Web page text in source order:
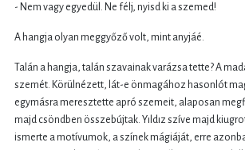
- Nem vagy egyedül. Ne félj, nyisd ki a szemed!
A hangja olyan meggyőző volt, mint anyjáé.
Talán a hangja, talán szavainak varázsa tette? A
szemét. Körülnézett, lát-e önmagához hasonlót
egymásra meresztette apró szemeit, alaposan
majd csöndben összebújtak. Yıldız szíve majd
ismerte a motívumok, a színek mágiáját, erre